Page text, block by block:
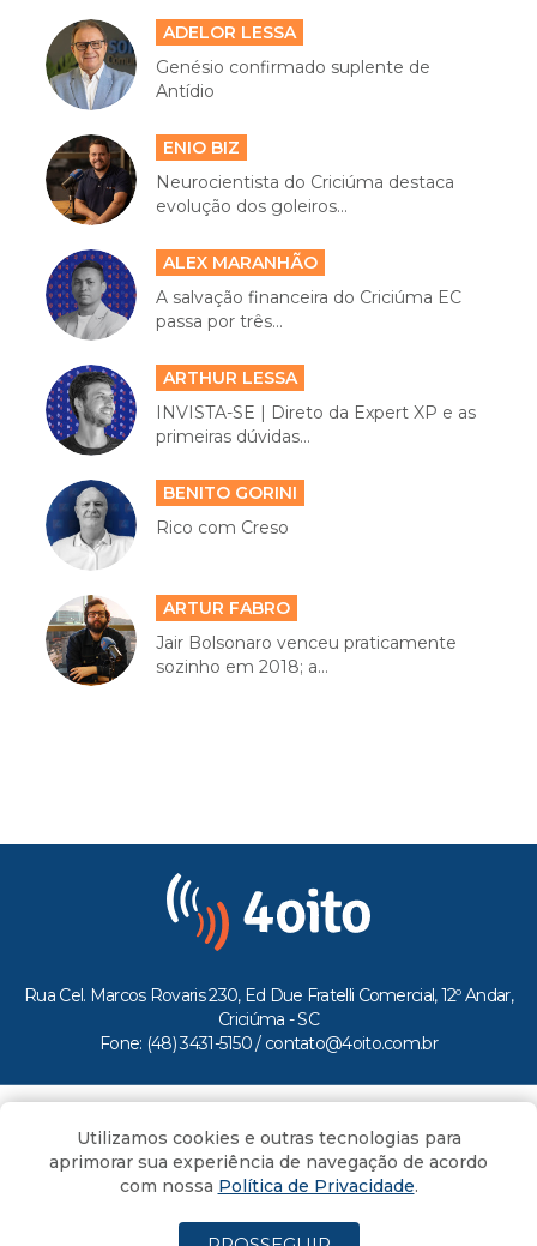
ADELOR LESSA
Genésio confirmado suplente de
Antídio
ENIO BIZ
Neurocientista do Criciúma destaca
evolução dos goleiros...
ALEX MARANHÃO
A salvação financeira do Criciúma EC
passa por três...
ARTHUR LESSA
INVISTA-SE | Direto da Expert XP e as
primeiras dúvidas...
BENITO GORINI
Rico com Creso
ARTUR FABRO
Jair Bolsonaro venceu praticamente
sozinho em 2018; a...
Rua Cel. Marcos Rovaris 230, Ed Due Fratelli Comercial, 12º Andar,
Criciúma - SC
Fone: (48) 3431-5150 / contato@4oito.com.br
Todos os direitos reservados ao Portal 4oito
Utilizamos cookies e outras tecnologias para
aprimorar sua experiência de navegação de acordo
com nossa Política de Privacidade.